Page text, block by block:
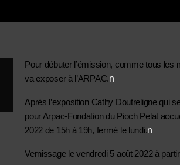
Pour débuter l’émission, comme tous les
va exposer à l’ARPAC.n
Après l’exposition Cathy Doutreligne qui
pour Arpac-Fondation du Pioch Pelat
2022 de 15h à 19h, fermé le lundi.n
Vernissage le vendredi 5 août 2022 à